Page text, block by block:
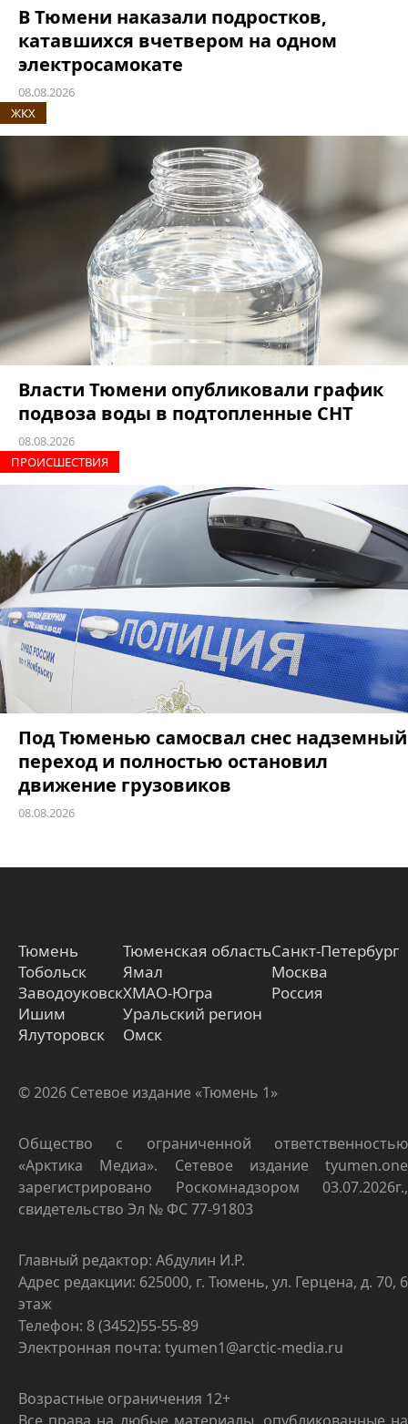
В Тюмени наказали подростков,
катавшихся вчетвером на одном
электросамокате
08.08.2026
ЖКХ
Власти Тюмени опубликовали график
подвоза воды в подтопленные СНТ
08.08.2026
ПРОИCШЕСТВИЯ
Под Тюменью самосвал снес надземный
переход и полностью остановил
движение грузовиков
08.08.2026
Тюмень
Тобольск
Заводоуковск
Ишим
Ялуторовск
Тюменская область
Ямал
ХМАО-Югра
Уральский регион
Омск
Санкт-Петербург
Москва
Россия
© 2026 Сетевое издание «Тюмень 1»
Общество с ограниченной ответственностью
«Арктика Медиа». Сетевое издание tyumen.one
зарегистрировано Роскомнадзором 03.07.2026г.,
свидетельство Эл № ФС 77-91803
Главный редактор: Абдулин И.Р.
Адрес редакции: 625000, г. Тюмень, ул. Герцена, д. 70, 6
этаж
Телефон: 8 (3452)55-55-89
Электронная почта: tyumen1@arctic-media.ru
Возрастные ограничения 12+